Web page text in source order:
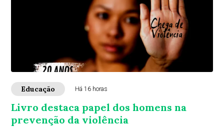
Educação Há 16 horas
Livro destaca papel dos homens na
prevenção da violência